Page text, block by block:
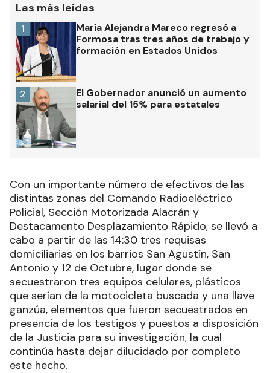
Las más leídas
María Alejandra Mareco regresó a
Formosa tras tres años de trabajo y
formación en Estados Unidos
1
El Gobernador anunció un aumento
salarial del 15% para estatales
2
Con un importante número de efectivos de las
distintas zonas del Comando Radioeléctrico
Policial, Sección Motorizada Alacrán y
Destacamento Desplazamiento Rápido, se llevó a
cabo a partir de las 14:30 tres requisas
domiciliarias en los barrios San Agustín, San
Antonio y 12 de Octubre, lugar donde se
secuestraron tres equipos celulares, plásticos
que serían de la motocicleta buscada y una llave
ganzúa, elementos que fueron secuestrados en
presencia de los testigos y puestos a disposición
de la Justicia para su investigación, la cual
continúa hasta dejar dilucidado por completo
este hecho.